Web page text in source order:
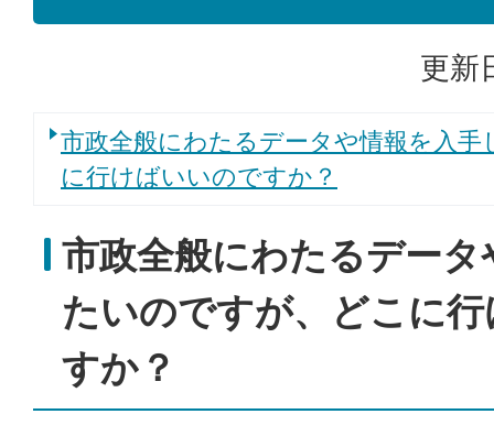
更新
市政全般にわたるデータや情報を入
に行けばいいのですか？
市政全般にわたるデー
たいのですが、どこに
すか？